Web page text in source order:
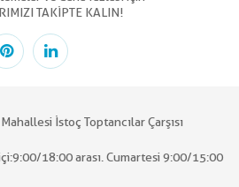
TAKİPTE KALIN!
İstoç Toptancılar Çarşısı
18:00 arası. Cumartesi 9:00/15:00